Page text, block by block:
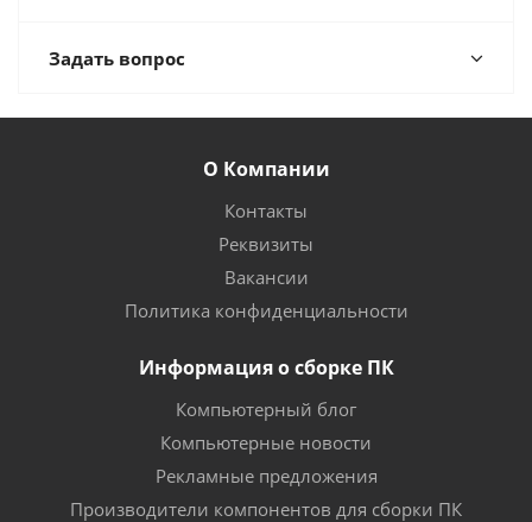
Задать вопрос
О Компании
Контакты
Реквизиты
Вакансии
Политика конфиденциальности
Информация о сборке ПК
Компьютерный блог
Компьютерные новости
Рекламные предложения
Производители компонентов для сборки ПК